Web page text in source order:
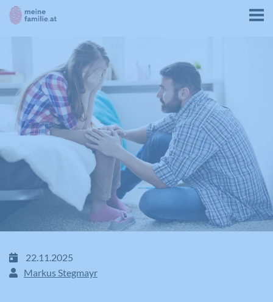
22.11.2025
Markus Stegmayr